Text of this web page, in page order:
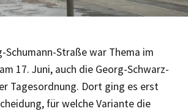
Schumann-Straße war Thema im
17. Juni, auch die Georg-Schwarz-
Tagesordnung. Dort ging es erst
für welche Variante die